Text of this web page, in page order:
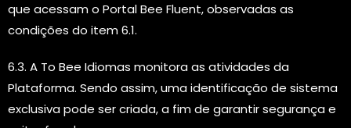
que acessam o Portal Bee Fluent, observadas as
condições do item 6.1.
6.3. A To Bee Idiomas monitora as atividades da
Plataforma. Sendo assim, uma identificação de sistema
exclusiva pode ser criada, a fim de garantir segurança e